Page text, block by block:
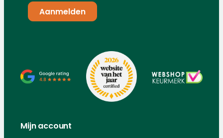
Mijn account